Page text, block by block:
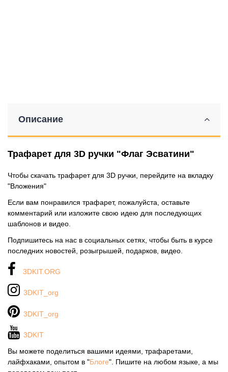
Описание
Трафарет для 3D ручки "Флаг Эсватини"
Чтобы скачать трафарет для 3D ручки, перейдите на вкладку
"Вложения"
Если вам понравился трафарет, пожалуйста, оставьте
комментарий или изложите свою идею для последующих
шаблонов и видео.
Подпишитесь на нас в социальных сетях, чтобы быть в курсе
последних новостей, розыгрышей, подарков, видео.
3DKIT.ORG
3DKIT_org
3DKIT_org
3DKIT
Вы можете поделиться вашими идеями, трафаретами,
лайфхаками, опытом в "Блоге". Пишите на любом языке, а мы